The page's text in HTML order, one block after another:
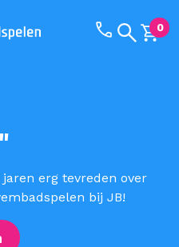
Bel ons
Zoekveld
0
erg tevreden over
bij JB!